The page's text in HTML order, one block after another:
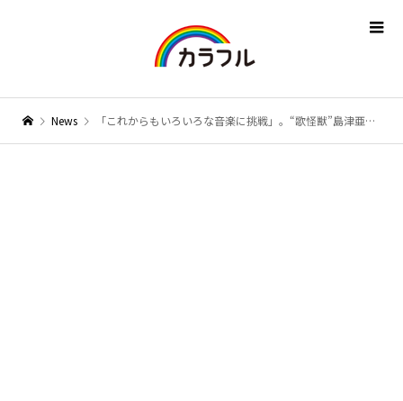
News 「これからもいろいろな音楽に挑戦」。“歌怪獣”島津亜矢が初のポップスツアーでオーディエンスを魅了！